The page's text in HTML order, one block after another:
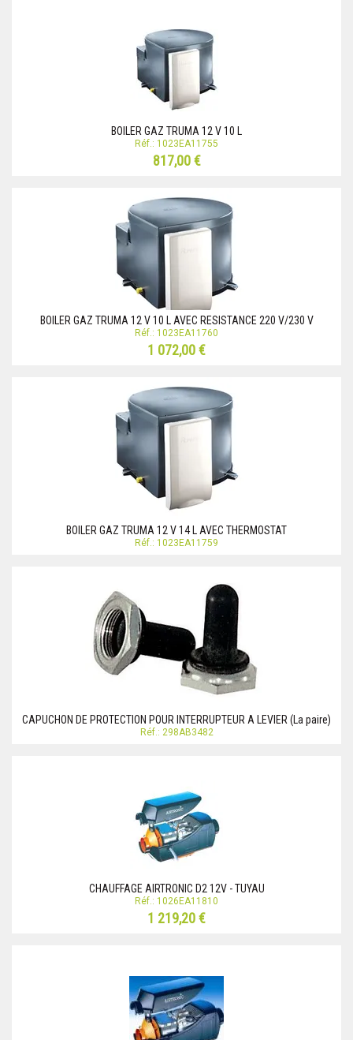
BOILER GAZ TRUMA 12 V 10 L
Réf.: 1023EA11755
817,00 €
BOILER GAZ TRUMA 12 V 10 L AVEC RESISTANCE 220 V/230 V
Réf.: 1023EA11760
1 072,00 €
BOILER GAZ TRUMA 12 V 14 L AVEC THERMOSTAT
Réf.: 1023EA11759
CAPUCHON DE PROTECTION POUR INTERRUPTEUR A LEVIER (La paire)
Réf.: 298AB3482
CHAUFFAGE AIRTRONIC D2 12V - TUYAU
Réf.: 1026EA11810
1 219,20 €